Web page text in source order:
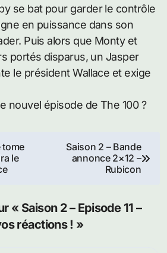
se bat pour garder le contrôle
en puissance dans son
Puis alors que Monty et
portés disparus, un Jasper
le président Wallace et exige
nouvel épisode de The 100 ?
tome
le
Saison 2 – Bande
annonce 2×12 –
Rubicon
« Saison 2 – Episode 11 –
réactions ! »